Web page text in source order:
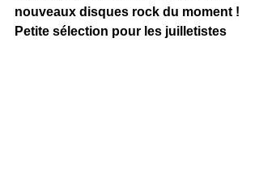
nouveaux disques rock du moment !
Petite sélection pour les juilletistes